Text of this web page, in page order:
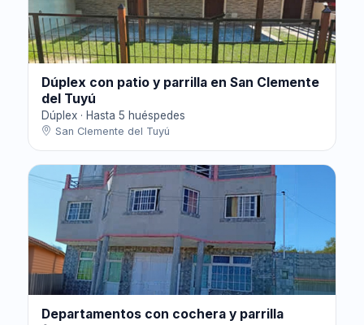
Dúplex con patio y parrilla en San Clemente
del Tuyú
Dúplex · Hasta 5 huéspedes
San Clemente del Tuyú
Departamentos con cochera y parrilla